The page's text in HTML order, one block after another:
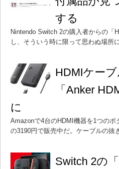
する
Nintendo Switch 2の購入者からの「
し、そういう時に限って思わぬ場所
HDMIケー
「Anker
に
Amazonで4台のHDMI機器を1つの
の3190円で販売中だ。ケーブルの抜
Switch 2の